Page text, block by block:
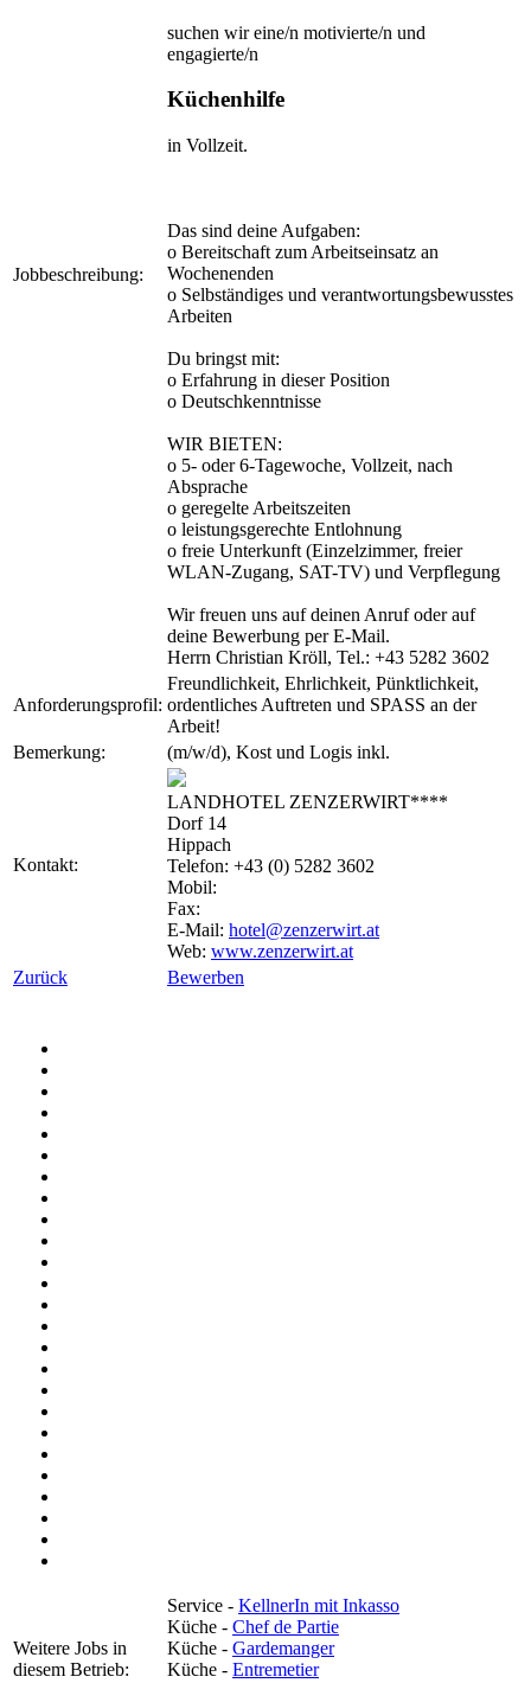
Jobbeschreibung:
suchen wir eine/n motivierte/n und
engagierte/n
Küchenhilfe
in Vollzeit.
Das sind deine Aufgaben:
o Bereitschaft zum Arbeitseinsatz an
Wochenenden
o Selbständiges und verantwortungsbewusstes
Arbeiten
Du bringst mit:
o Erfahrung in dieser Position
o Deutschkenntnisse
WIR BIETEN:
o 5- oder 6-Tagewoche, Vollzeit, nach
Absprache
o geregelte Arbeitszeiten
o leistungsgerechte Entlohnung
o freie Unterkunft (Einzelzimmer, freier
WLAN-Zugang, SAT-TV) und Verpflegung
Wir freuen uns auf deinen Anruf oder auf
deine Bewerbung per E-Mail.
Herrn Christian Kröll, Tel.: +43 5282 3602
Anforderungsprofil:
Freundlichkeit, Ehrlichkeit, Pünktlichkeit,
ordentliches Auftreten und SPASS an der
Arbeit!
Bemerkung:
(m/w/d), Kost und Logis inkl.
Kontakt:
LANDHOTEL ZENZERWIRT****
Dorf 14
Hippach
Telefon: +43 (0) 5282 3602
Mobil:
Fax:
E-Mail: hotel@zenzerwirt.at
Web: www.zenzerwirt.at
Zurück
Bewerben
Weitere Jobs in
diesem Betrieb:
Service - KellnerIn mit Inkasso
Küche - Chef de Partie
Küche - Gardemanger
Küche - Entremetier